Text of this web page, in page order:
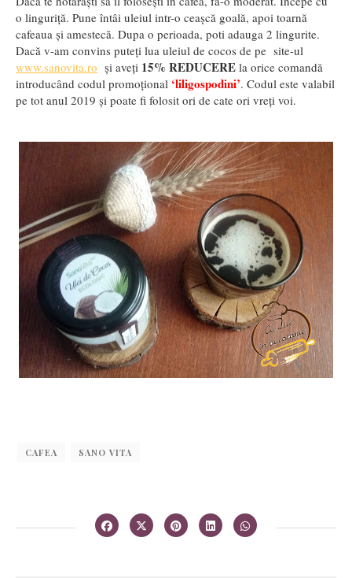
o linguriţă. Pune întâi uleiul intr-o ceaşcă goală, apoi toarnă
cafeaua şi amestecă. Dupa o perioada, poti adauga 2 lingurite.
Dacă v-am convins puteţi lua uleiul de cocos de pe site-ul
www.sanovita.ro şi aveţi 15% REDUCERE la orice comandă
introducând codul promoţional ‘liligospodini’. Codul este valabil
pe tot anul 2019 şi poate fi folosit ori de cate ori vreţi voi.
CAFEA SANO VITA